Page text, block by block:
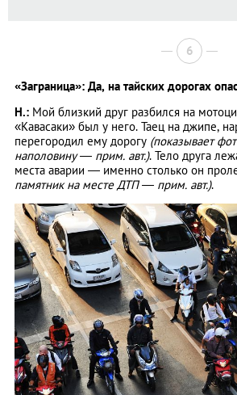
6
«Заграница»: Да, на тайских дорогах
Н.: Мой близкий друг разбился на
«Кавасаки» был у него. Таец на джипе,
перегородил ему дорогу (показывает
наполовину — прим. авт.). Тело друга
места аварии — именно столько он
памятник на месте ДТП — прим. авт.).